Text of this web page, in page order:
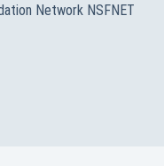
Network NSFNET